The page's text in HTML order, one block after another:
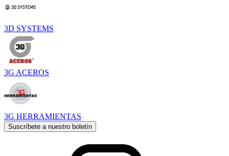
3D SYSTEMS
3G ACEROS
3G HERRAMIENTAS
Suscríbete a nuestro boletín